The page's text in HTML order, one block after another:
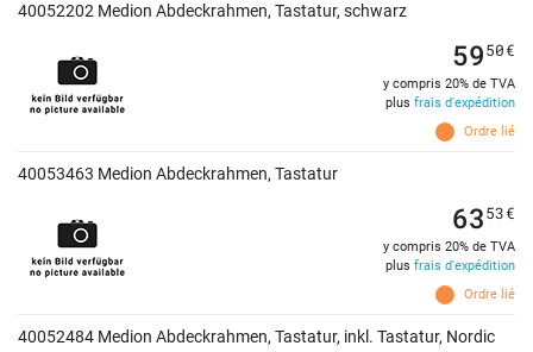
40052202 Medion Abdeckrahmen, Tastatur, schwarz
Ordre lié
5950€
y compris 20% de TVA
plus frais d'expédition
40053463 Medion Abdeckrahmen, Tastatur
Ordre lié
6353€
y compris 20% de TVA
plus frais d'expédition
40052484 Medion Abdeckrahmen, Tastatur, inkl. Tastatur, Nordic